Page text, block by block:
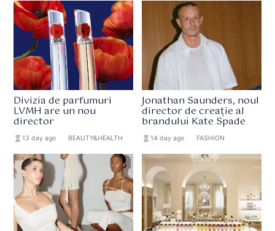
Divizia de parfumuri
LVMH are un nou
director
hourglass_full13 day ago BEAUTY&HEALTH
Jonathan Saunders, noul
director de creație al
brandului Kate Spade
hourglass_full 14 day ago FASHION